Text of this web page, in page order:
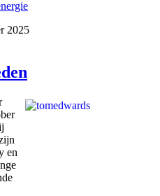
2025
en